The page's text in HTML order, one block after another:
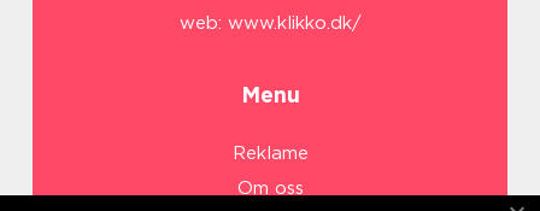
web: www.klikko.dk/
Menu
Reklame
Om oss